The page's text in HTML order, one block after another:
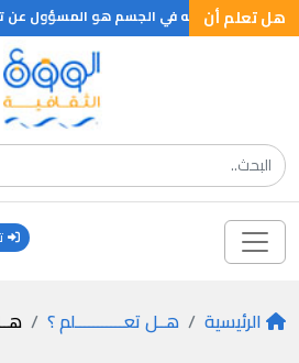
هل تعلم أن
العظام الطويله في الجسم هو المسؤول عن
الرئيسية هــل تعـــــــــــلم ؟